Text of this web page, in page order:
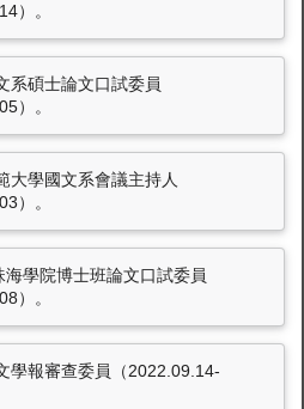
）。
系碩士論文口試委員
）。
大學國文系會議主持人
）。
學院博士班論文口試委員
）。
學報審查委員（2022.09.14-